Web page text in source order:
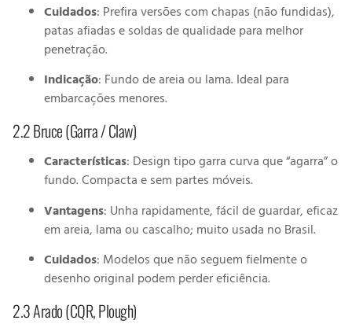
Cuidados: Prefira versões com chapas (não fundidas),
patas afiadas e soldas de qualidade para melhor
penetração.
Indicação: Fundo de areia ou lama. Ideal para
embarcações menores.
2.2 Bruce (Garra / Claw)
Características: Design tipo garra curva que “agarra” o
fundo. Compacta e sem partes móveis.
Vantagens: Unha rapidamente, fácil de guardar, eficaz
em areia, lama ou cascalho; muito usada no Brasil.
Cuidados: Modelos que não seguem fielmente o
desenho original podem perder eficiência.
2.3 Arado (CQR, Plough)